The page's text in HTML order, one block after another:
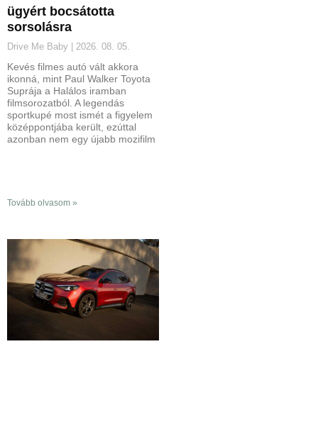
ügyért bocsátotta
sorsolásra
Drive Me Baby 2026. 08. 05.
Kevés filmes autó vált akkora
ikonná, mint Paul Walker Toyota
Suprája a Halálos iramban
filmsorozatból. A legendás
sportkupé most ismét a figyelem
középpontjába került, ezúttal
azonban nem egy újabb mozifilm
Tovább olvasom »